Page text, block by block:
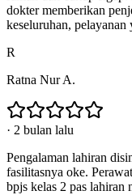
dokter memberikan
keseluruhan,
R
Ratna Nur A.
· 2 bulan lalu
Pengalaman lahiran
fasilitasnya oke.
bpjs kelas 2 pas lahiran